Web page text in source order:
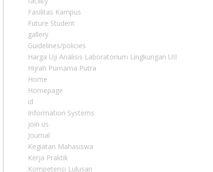
Fasilitas Kampus
Future Student
gallery
Guidelines/policies
Harga Uji Analisis Laboratorium Lingkungan UII
Hijrah Purnama Putra
Home
Homepage
id
Information Systems
join us
Journal
Kegiatan Mahasiswa
Kerja Praktik
Kompetensi Lulusan